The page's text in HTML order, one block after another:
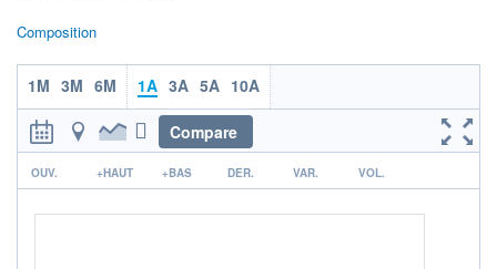
FONDS PARTENAIRES
TARIFS PRIVILÉGIÉS
ÉLIGIBILITÉ
PEA-PME BOURSOVIE LUX
CTO BUSINESS
Non éligible Boursobank
ACTIF NET (EUR)
Composition
1M 3M 6M 1A 3A 5A 10A
Compare
r
OUV. +HAUT +BAS DER. VAR. VOL.